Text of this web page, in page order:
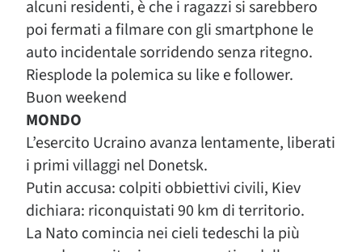
alcuni residenti, è che i ragazzi si sarebbero
poi fermati a filmare con gli smartphone le
auto incidentale sorridendo senza ritegno.
Riesplode la polemica su like e follower.
Buon weekend
MONDO
L’esercito Ucraino avanza lentamente, liberati
i primi villaggi nel Donetsk.
Putin accusa: colpiti obbiettivi civili, Kiev
dichiara: riconquistati 90 km di territorio.
La Nato comincia nei cieli tedeschi la più